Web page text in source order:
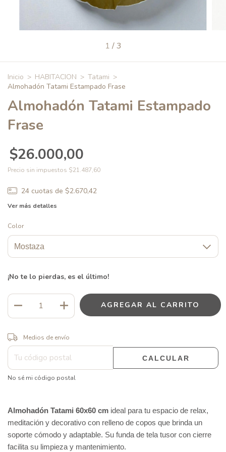
1 /3
Inicio > HABITACION > Tatami >
Almohadón Tatami Estampado Frase
Almohadón Tatami Estampado
Frase
$26.000,00
Precio sin impuestos $21.487,60
24 cuotas de $2.670,42
Ver más detalles
Color
¡No te lo pierdas, es el último!
Entregas para el CP:
Medios de envío
CALCULAR
No sé mi código postal
Almohadón Tatami 60x60 cm ideal para tu espacio de relax,
meditación y decorativo con relleno de copos que brinda un
soporte cómodo y adaptable. Su funda de tela tusor con cierre
facilita su limpieza y mantenimiento.